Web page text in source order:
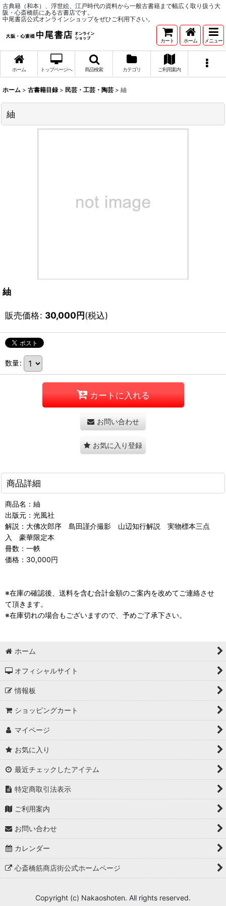
古典籍（和本）、浮世絵、江戸時代の資料から一般古書籍まで幅広く取り扱う大
阪・心斎橋筋にある古書店です。
中尾書店公式オンラインショップをぜひご利用下さい。
カート ホーム メニュー
ホーム トップページへ 商品検索 カテゴリ ご利用案内
ホーム > 古書籍目録 > 民芸・工芸・陶芸 > 紬
紬
紬
販売価格: 30,000円(税込)
数量:
カートに入れる
お問い合わせ
お気に入り登録
商品詳細
商品名：紬
出版元：光風社
解説：大佛次郎序 島田謹介撮影 山辺知行解説 実物標本三点
入 豪華限定本
冊数：一帙
価格：30,000円
※在庫の確認後、送料を含む合計金額のご案内を改めてご連絡させ
て頂きます。
※在庫切れの場合もございますので、予めご了承下さい。
ホーム
オフィシャルサイト
情報板
ショッピングカート
マイページ
お気に入り
最近チェックしたアイテム
特定商取引法表示
ご利用案内
お問い合わせ
カレンダー
心斎橋筋商店街公式ホームページ
Copyright (c) Nakaoshoten. All rights reserved.